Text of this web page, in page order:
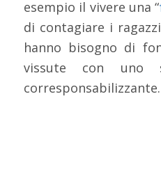
esempio il vivere una “
di contagiare i
hanno bisogno di
vissute con uno
corresponsabilizzante.